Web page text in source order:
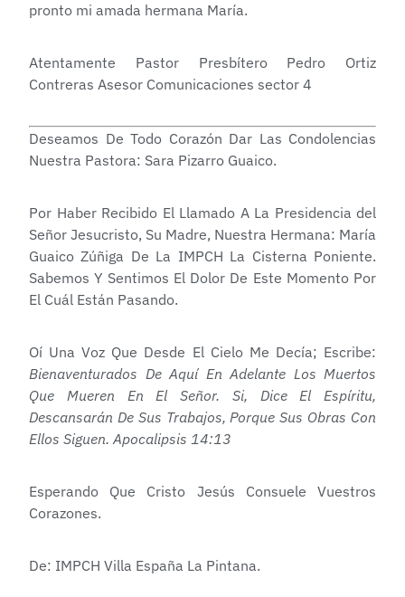
pronto mi amada hermana María.
Atentamente Pastor Presbítero Pedro Ortiz
Contreras Asesor Comunicaciones sector 4
Deseamos De Todo Corazón Dar Las Condolencias
Nuestra Pastora: Sara Pizarro Guaico.
Por Haber Recibido El Llamado A La Presidencia del
Señor Jesucristo, Su Madre, Nuestra Hermana: María
Guaico Zúñiga De La IMPCH La Cisterna Poniente.
Sabemos Y Sentimos El Dolor De Este Momento Por
El Cuál Están Pasando.
Oí Una Voz Que Desde El Cielo Me Decía; Escribe:
Bienaventurados De Aquí En Adelante Los Muertos
Que Mueren En El Señor. Si, Dice El Espíritu,
Descansarán De Sus Trabajos, Porque Sus Obras Con
Ellos Siguen. Apocalipsis 14:13
Esperando Que Cristo Jesús Consuele Vuestros
Corazones.
De: IMPCH Villa España La Pintana.